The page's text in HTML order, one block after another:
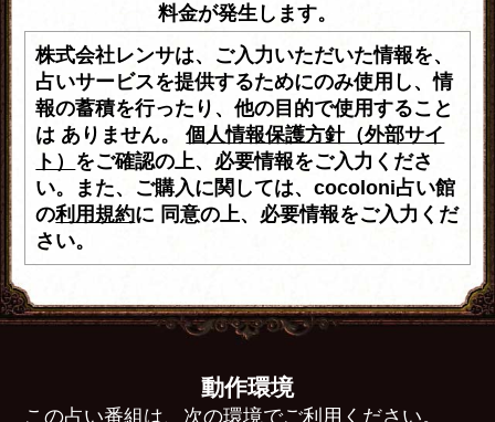
料金が発生します。
株式会社レンサは、ご入力いただいた情報を、
占いサービスを提供するためにのみ使用し、情
報の蓄積を行ったり、他の目的で使用すること
は ありません。個人情報保護方針（外部サイ
ト） をご確認の上、必要情報をご入力くださ
い。また、ご購入に関しては、cocoloni占い館
の利用規約に 同意の上、必要情報をご入力くだ
さい。
動作環境
この占い番組は、次の環境でご利用ください。